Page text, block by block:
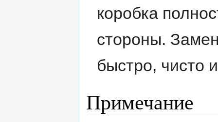
коробка
стороны.
быстро, чисто
Примечание